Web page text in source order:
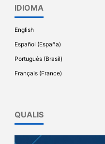
IDIOMA
English
Español (España)
Português (Brasil)
Français (France)
QUALIS